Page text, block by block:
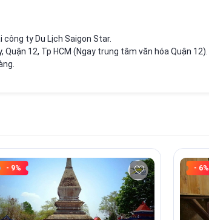
ty Du Lịch Saigon Star.
12, Tp HCM (Ngay trung tâm văn hóa Quận 12).
- 9% - 6%